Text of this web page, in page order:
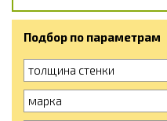
Подбор по параметрам
толщина стенки
марка